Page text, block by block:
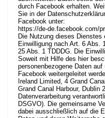
durch Facebook erhalten.
Sie in der
Facebook unter:
https://de-de.facebook.com/
Die Nutzung dieses Dienstes
Einwilligung nach Art. 6 Abs.
25 Abs. 1 TDDDG. Die
Soweit mit Hilfe des hier
personenbezogene Daten
Facebook weitergeleitet
Ireland Limited, 4 Grand
Grand Canal Harbour, Dublin
Datenverarbeitung
DSGVO). Die gemeinsame
dabei ausschließlich auf die